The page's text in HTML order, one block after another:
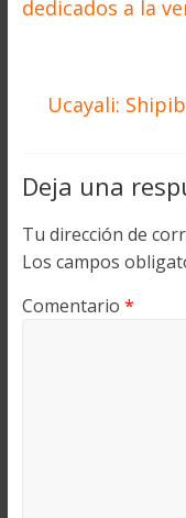
dedicados a la
Ucayali:
Deja una
Tu dirección de
Los campos
Comentario *